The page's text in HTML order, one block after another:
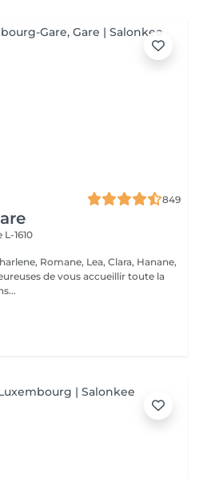
849
L-1610
Romane, Lea, Clara, Hanane,
de vous accueillir toute la